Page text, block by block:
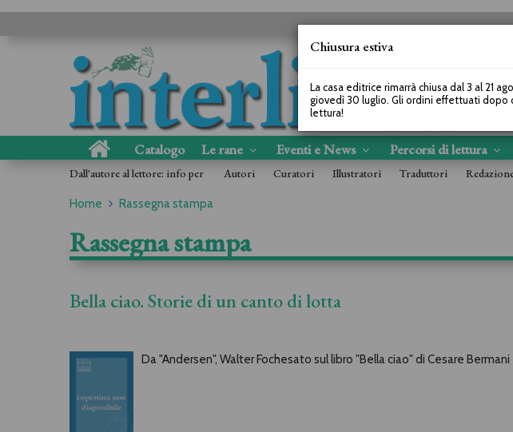
Catalogo Le rane Eventi e News Percorsi di lettura
Dall'autore al lettore: info per Autori Curatori Illustratori Traduttori
Home Rassegna stampa
Rassegna stampa
Bella ciao. Storie di un canto di lotta
Da "Andersen", Walter Fochesato sul libro "Bella ciao" di Cesare Bermani
Chiusura estiva
La casa editrice rimarrà chiusa dal 3 al 21
giovedì 30 luglio. Gli ordini effettuati dopo
lettura!